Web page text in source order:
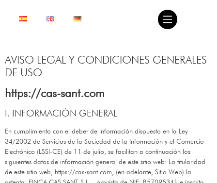
AVISO LEGAL Y CONDICIONES GENERALES
DE USO
https://cas-sant.com
I. INFORMACIÓN GENERAL
En cumplimiento con el deber de información dispuesto en la Ley
34/2002 de Servicios de la Sociedad de la Información y el Comercio
Electrónico (LSSI-CE) de 11 de julio, se facilitan a continuación los
siguientes datos de información general de este sitio web: La titularidad
de este sitio web, https://cas-sant.com , (en adelante, Sitio Web) la